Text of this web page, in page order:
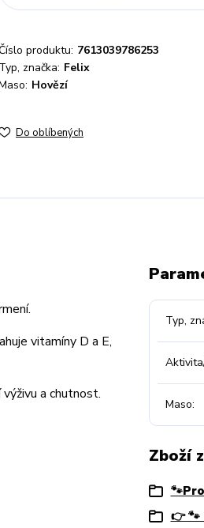
produktu: 7613039786253
Typ, značka: Felix
Hovězí
Do oblíbených
vitamíny D a E,
a chutnost.
Typ,
Maso
Zboží
👉